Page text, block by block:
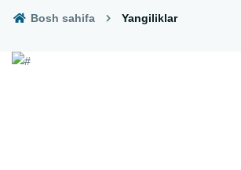
Bosh sahifa Yangiliklar